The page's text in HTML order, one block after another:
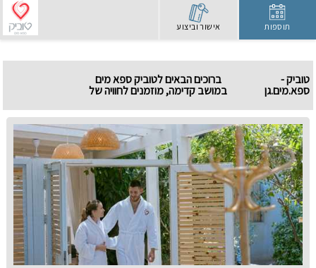
תוספות אישור וביצוע
טוביק -
ספא.מים.גן
ברוכים הבאים לטוביק ספא מים
במושב קדימה, מוזמנים לחוויה של
טיפולי וואטסו במים, עיסויים בשיטת
״אנה טומי״ ומתחם שלם אשר מטרתו
להעניק כמה רגעי שקט נשכח.
שימו לב-
- במידה ולא מצאתם שעה נוחה
שפנויה לטיפול, מוזמנים להתקשר
אלינו ונעזור למצוא, לפעמים נוכל
למצוא פתרונות שלא מופיעים במנוע
ההזמנות!
- ההזמנה אינה סופית, לאחר ביצוע
ההזמנה אנו ניצור איתכם קשר על
מנת לאשר את ההזמנה!